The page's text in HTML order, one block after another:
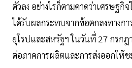
ตัวลง อย่างไรก็ตามคาดว่าเศรษฐกิ
ได้รับผลกระทบจากข้อตกลงทางก
ยุโรปและสหรัฐฯ ในวันที่ 27 กรก
ต่อภาคการผลิตและการส่งออกให้ช